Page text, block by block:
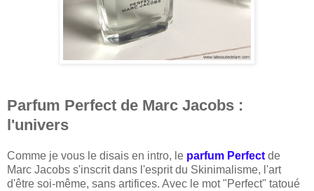
Parfum Perfect de Marc Jacobs :
l'univers
Comme je vous le disais en intro, le parfum Perfect de
Marc Jacobs s'inscrit dans l'esprit du Skinimalisme, l'art
d'être soi-même, sans artifices. Avec le mot "Perfect" tatoué